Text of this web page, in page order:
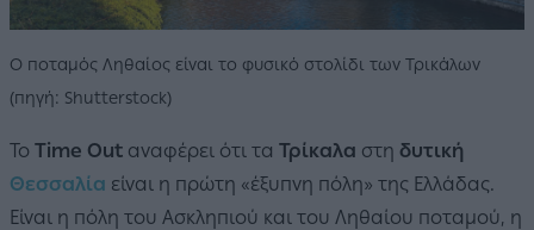
Ο ποταμός Ληθαίος είναι το φυσικό στολίδι των Τρικάλων
(πηγή: Shutterstock)
Το Time Out αναφέρει ότι τα Τρίκαλα στη δυτική
Θεσσαλία είναι η πρώτη «έξυπνη πόλη» της Ελλάδας.
Είναι η πόλη του Ασκληπιού και του Ληθαίου ποταμού, η